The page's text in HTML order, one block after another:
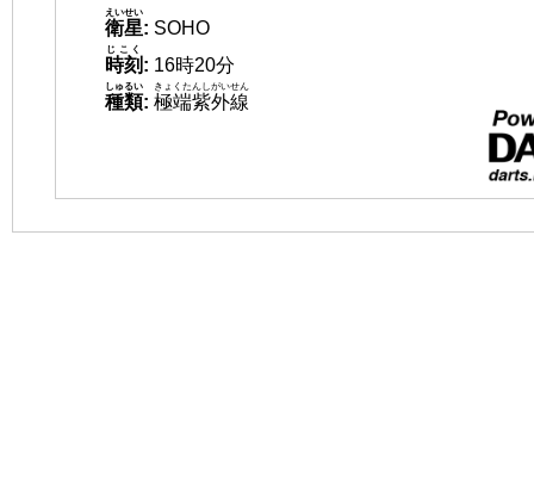
衛星
えいせい
: SOHO
時刻
じこく
: 16時20分
種類
しゅるい
: 極端紫外線
きょくたんしがいせん